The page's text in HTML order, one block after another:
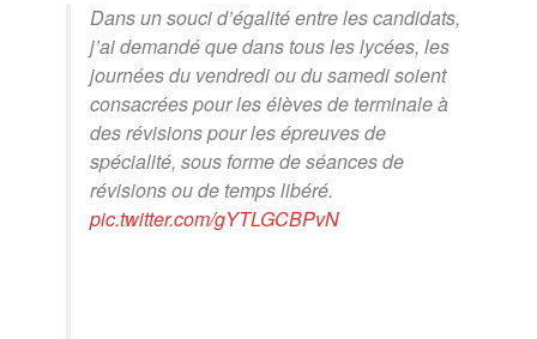
Dans un souci d’égalité entre les candidats,
j’ai demandé que dans tous les lycées, les
journées du vendredi ou du samedi soient
consacrées pour les élèves de terminale à
des révisions pour les épreuves de
spécialité, sous forme de séances de
révisions ou de temps libéré.
pic.twitter.com/gYTLGCBPvN